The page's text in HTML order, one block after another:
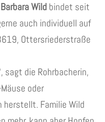
Barbara Wild bindet seit
auch individuell auf
Ottersriederstraße
sagt die Rohrbacherin,
oder
herstellt. Familie Wild